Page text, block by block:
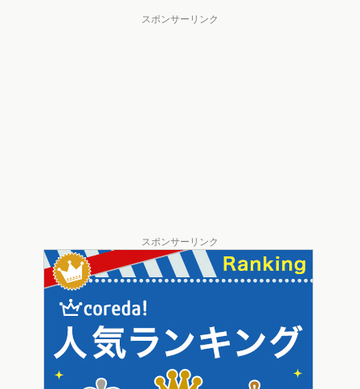
スポンサーリンク
スポンサーリンク